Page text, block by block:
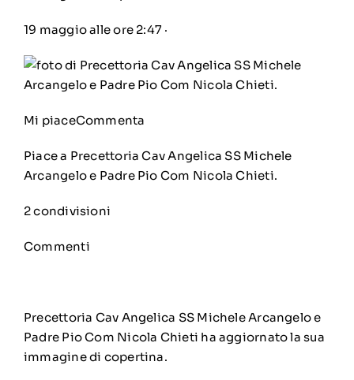
19 maggio alle ore 2:47 ·
Mi piaceCommenta
Piace a Precettoria Cav Angelica SS Michele
Arcangelo e Padre Pio Com Nicola Chieti.
2 condivisioni
Commenti
Precettoria Cav Angelica SS Michele Arcangelo e
Padre Pio Com Nicola Chieti ha aggiornato la sua
immagine di copertina.